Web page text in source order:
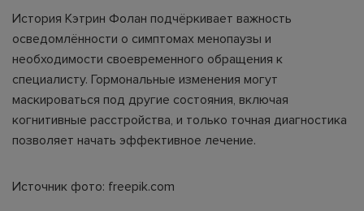
История Кэтрин Фолан подчёркивает важность
осведомлённости о симптомах менопаузы и
необходимости своевременного обращения к
специалисту. Гормональные изменения могут
маскироваться под другие состояния, включая
когнитивные расстройства, и только точная диагностика
позволяет начать эффективное лечение.
Источник фото: freepik.com